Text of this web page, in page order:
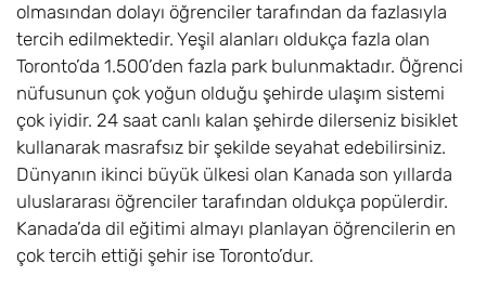
olmasından dolayı öğrenciler tarafından da fazlasıyla
tercih edilmektedir. Yeşil alanları oldukça fazla olan
Toronto’da 1.500’den fazla park bulunmaktadır. Öğrenci
nüfusunun çok yoğun olduğu şehirde ulaşım sistemi
çok iyidir. 24 saat canlı kalan şehirde dilerseniz bisiklet
kullanarak masrafsız bir şekilde seyahat edebilirsiniz.
Dünyanın ikinci büyük ülkesi olan Kanada son yıllarda
uluslararası öğrenciler tarafından oldukça popülerdir.
Kanada’da dil eğitimi almayı planlayan öğrencilerin en
çok tercih ettiği şehir ise Toronto’dur.